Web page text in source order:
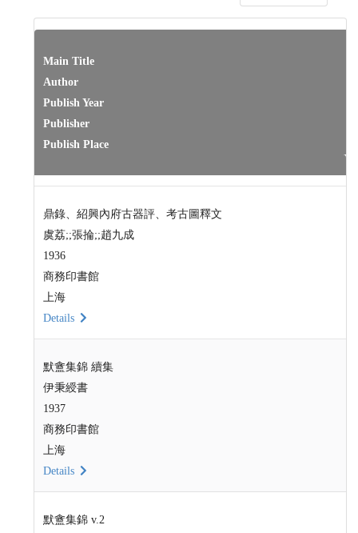
Main Title
Author
Publish Year
Publisher
Publish Place
鼎錄、紹興內府古器評、考古圖釋文
虞荔;;張掄;;趙九成
1936
商務印書館
上海
Details
默盦集錦 續集
伊秉綬書
1937
商務印書館
上海
Details
默盦集錦 v.2